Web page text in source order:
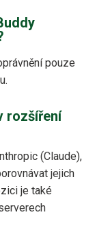
pouze
rozšíření
(Claude),
jejich
je také